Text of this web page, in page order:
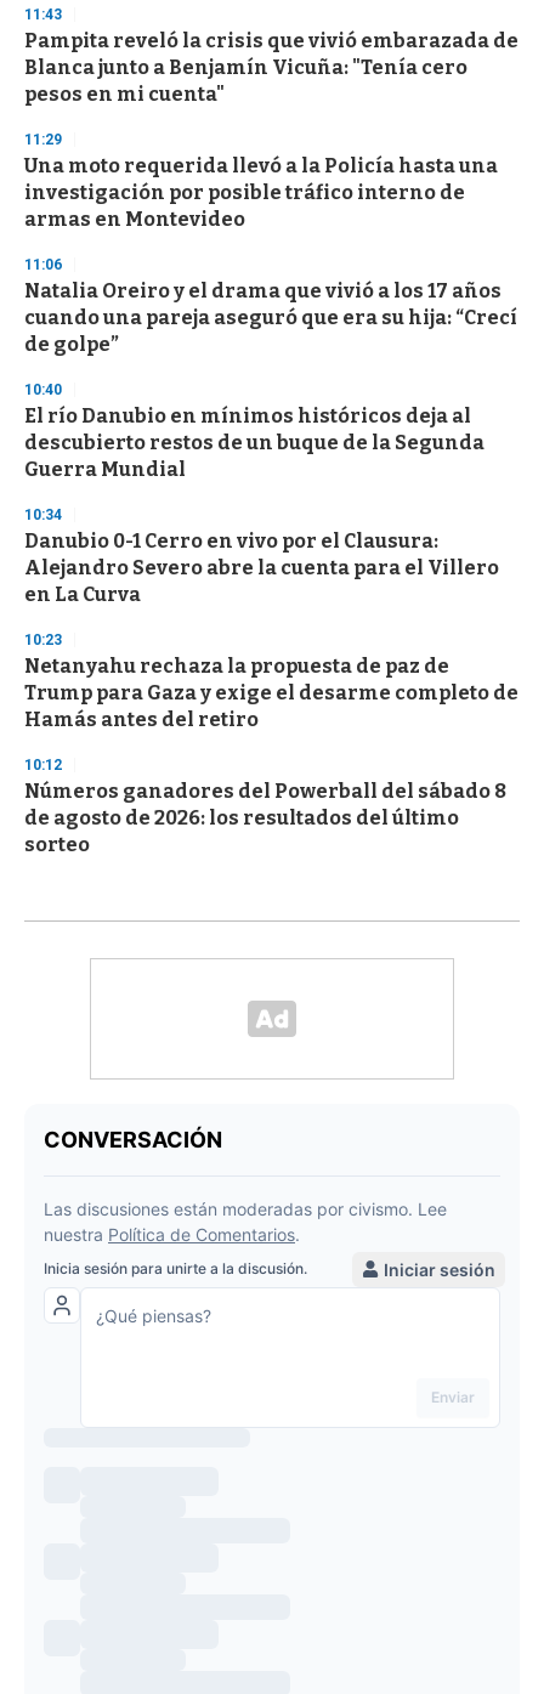
s
e
c
o
n
d
11:43
Pampita reveló la crisis que vivió embarazada de
Blanca junto a Benjamín Vicuña: "Tenía cero
pesos en mi cuenta"
11:29
Una moto requerida llevó a la Policía hasta una
investigación por posible tráfico interno de
armas en Montevideo
11:06
Natalia Oreiro y el drama que vivió a los 17 años
cuando una pareja aseguró que era su hija: “Crecí
de golpe”
10:40
El río Danubio en mínimos históricos deja al
descubierto restos de un buque de la Segunda
Guerra Mundial
10:34
Danubio 0-1 Cerro en vivo por el Clausura:
Alejandro Severo abre la cuenta para el Villero
en La Curva
10:23
Netanyahu rechaza la propuesta de paz de
Trump para Gaza y exige el desarme completo de
Hamás antes del retiro
10:12
Números ganadores del Powerball del sábado 8
de agosto de 2026: los resultados del último
sorteo